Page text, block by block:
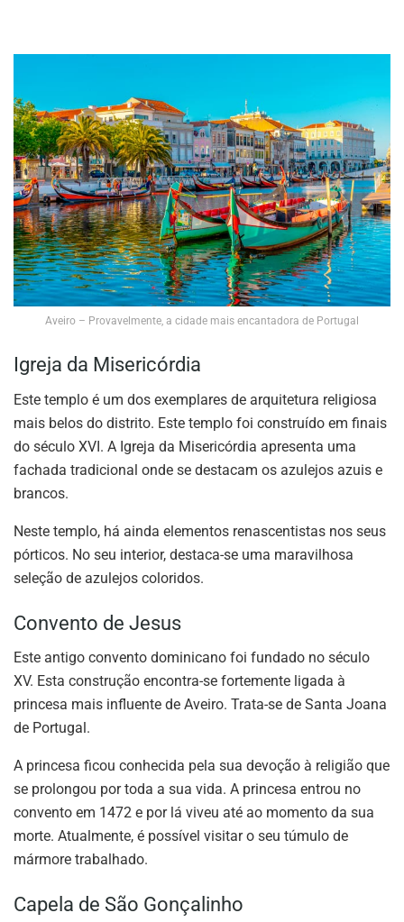
Aveiro – Provavelmente, a cidade mais encantadora de Portugal
Igreja da Misericórdia
Este templo é um dos exemplares de arquitetura religiosa
mais belos do distrito. Este templo foi construído em finais
do século XVI. A Igreja da Misericórdia apresenta uma
fachada tradicional onde se destacam os azulejos azuis e
brancos.
Neste templo, há ainda elementos renascentistas nos seus
pórticos. No seu interior, destaca-se uma maravilhosa
seleção de azulejos coloridos.
Convento de Jesus
Este antigo convento dominicano foi fundado no século
XV. Esta construção encontra-se fortemente ligada à
princesa mais influente de Aveiro. Trata-se de Santa Joana
de Portugal.
A princesa ficou conhecida pela sua devoção à religião que
se prolongou por toda a sua vida. A princesa entrou no
convento em 1472 e por lá viveu até ao momento da sua
morte. Atualmente, é possível visitar o seu túmulo de
mármore trabalhado.
Capela de São Gonçalinho